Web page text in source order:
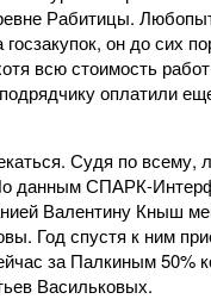
Рабитицы.
он до сих
всю стоимость
оплатили
Судя по всему,
данным СПАРК-
Валентину Кныш
Год спустя к ним
за Палкиным 50%
Васильковых.